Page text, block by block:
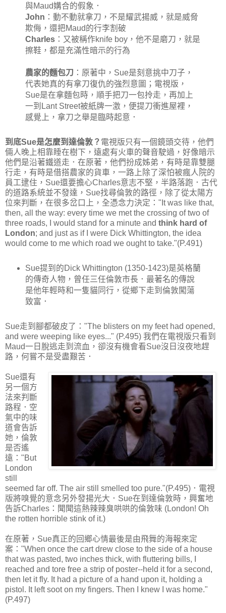
與Maud媾合的假象．
John ：動不動就拿刀，不是耀武揚威，就是威脅
欺侮，還把Maud的行李割破
Charles：又被稱作knife boy，他不是磨刀，就是
擦鞋，都是充滿性暗示的行為
農家的麵包刀 ：原著中，Sue是刻意挑中刀子，
代表她真的有拿刀復仇的強烈意圖；電視版，
Sue是在拿麵包時，順手把刀一包拎走，再加上
一到Lant Street被紙牌一激，便提刀衝進屋裡，
感覺上，拿刀之舉是臨時起意．
到底Sue是怎麼到達倫敦？ 電視版只有一個鏡頭交待，他們
倆人晚上相靠睡在樹下，遠處有火車的聲音駛過，好像暗示
他們是沿著鐵道走．在原著，他們扮成姊弟，有時是靠雙腿
行走，有時是借搭農家的貨車，一路上除了深怕被瘋人院的
員工逮住，Sue還要擔心Charles意志不堅，半路落跑．古代
的道路系統並不發達，Sue找尋倫敦的路徑，除了從太陽方
位來判斷，在很多岔口上，全憑念力決定："It was like that,
then, all the way: every time we met the crossing of two of
three roads, I would stand for a minute and think hard of
London; and just as if I were Dick Whittington, the idea
would come to me which road we ought to take."(P.491)
Sue提到的Dick Whittington (1350-1423)是英格蘭
的傳奇人物，曾任三任倫敦市長．最著名的傳說
是他年輕時和一隻貓同行，從鄉下走到倫敦闖蕩
致富．
Sue走到腳都破皮了："The blisters on my feet had opened,
and were weeping like eyes..." (P.495) 我們在電視版只看到
Maud一日脫逃走到流血，卻沒有機會看Sue沒日沒夜地趕
路，何嘗不是受盡艱苦．
Sue還有
另一個方
法來判斷
路程．空
氣中的味
道會告訴
她，倫敦
是否遙
遠："But
London
still
seemed far off. The air still smelled too pure."(P.495)．電視
版將嗅覺的意念另外發揚光大．Sue在到達倫敦時，興奮地
告訴Charles：聞聞這熱辣辣臭哄哄的倫敦味 (London! Oh
the rotten horrible stink of it.)
在原著，Sue真正的回鄉心情最後是由飛舞的海報來定
案："When once the cart drew close to the side of a house
that was pasted, two inches thick, with fluttering bills, I
reached and tore free a strip of poster--held it for a second,
then let it fly. It had a picture of a hand upon it, holding a
pistol. It left soot on my fingers. Then I knew I was home."
(P.497)